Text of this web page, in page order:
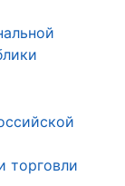
торговли